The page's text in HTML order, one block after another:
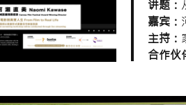
讲题：
嘉宾：
主持：
合作伙